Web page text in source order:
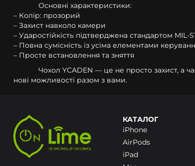
Основні характеристики:
– Колір: прозорий
– Захист навколо камери
– Ударостійкість підтверджена стандартом MIL-
– Повна сумісність із усіма елементами
– Просте встановлення та зняття
Чохол YCADEN — це не просто захист, а
нові можливості разом з вами.
КАТАЛОГ
iPhone
AirPods
iPad